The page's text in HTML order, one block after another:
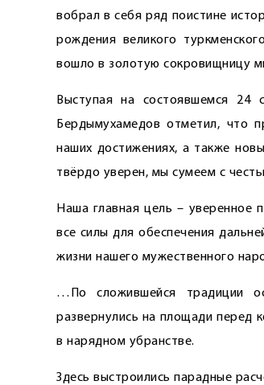
вобрал в себя ряд поистине
рождения великого
вошло в золотую сокровищницу
Выступая на состоявшемся 24
Бердымухамедов отметил, что
наших достижениях, а также
твёрдо уверен, мы сумеем с
Наша главная цель –
все силы для обеспечения
жизни нашего мужественного
…По сложившейся традиции
развернулись на площади перед
в нарядном убранстве.
Здесь выстроились парадные